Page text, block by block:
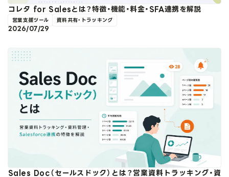
コレタ for Salesとは？特徴・機能・料金・SFA連携を解説
営業支援ツール 資料共有・トラッキング
2026/07/29
Sales Doc（セールスドック）とは？営業資料トラッキング・資